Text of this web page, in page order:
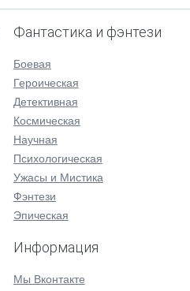
Фантастика и фэнтези
Боевая
Героическая
Детективная
Космическая
Научная
Психологическая
Ужасы и Мистика
Фэнтези
Эпическая
Информация
Мы Вконтакте